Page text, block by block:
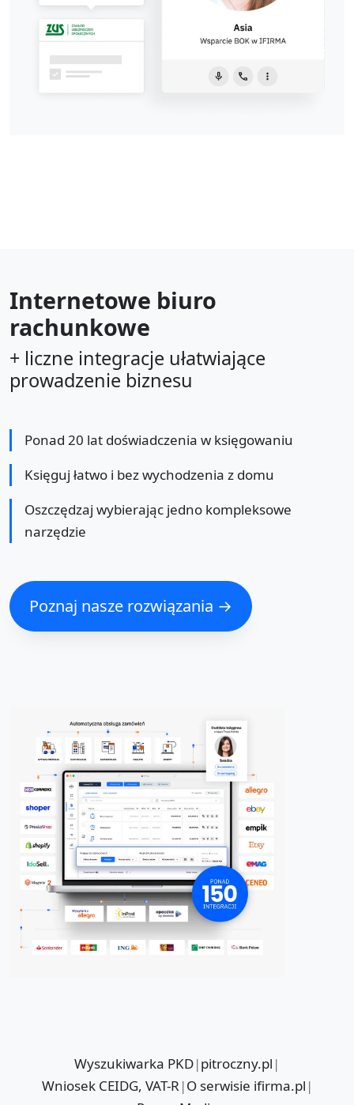
Internetowe biuro
rachunkowe
+ liczne integracje ułatwiające
prowadzenie biznesu
Ponad 20 lat doświadczenia w księgowaniu
Księguj łatwo i bez wychodzenia z domu
Oszczędzaj wybierając jedno kompleksowe
narzędzie
Poznaj nasze rozwiązania →
Wyszukiwarka PKD|pitroczny.pl |
Wniosek CEIDG, VAT-R |O serwisie ifirma.pl |